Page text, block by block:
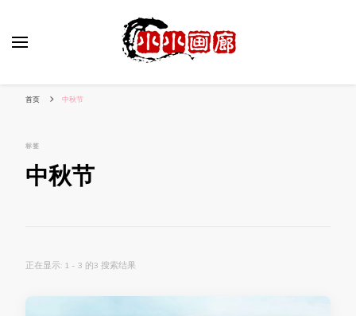
首页 中秋节
标签
中秋节
正在显示: 1 - 3 的3 搜索结果